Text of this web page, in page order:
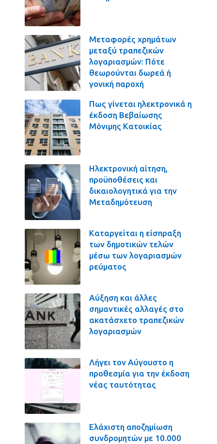
Μεταφορές χρημάτων
μεταξύ τραπεζικών
λογαριασμών: Πότε
θεωρούνται δωρεά ή
γονική παροχή
Πως γίνεται ηλεκτρονικά η
έκδοση Βεβαίωσης
Μόνιμης Κατοικίας
Ηλεκτρονική αίτηση,
προϋποθέσεις και
δικαιολογητικά για την
Μεταδημότευση
Καταργείται η είσπραξη
των δημοτικών τελών
μέσω των λογαριασμών
ρεύματος
Αύξηση και άλλες
σημαντικές αλλαγές στο
ακατάσχετο τραπεζικών
λογαριασμών
Λήγει τον Αύγουστο η
προθεσμία για την έκδοση
νέας ταυτότητας
Ελάχιστη αποζημίωση
συνδρομητών με 10.000